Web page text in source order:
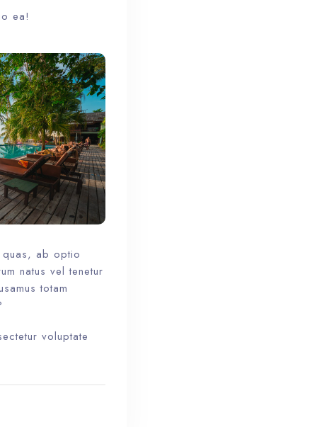
ea!
quas, ab optio
natus vel tenetur
totam
voluptate